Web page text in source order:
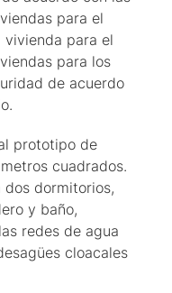
para el
vivienda para el
para los
de acuerdo
prototipo de
cuadrados.
dormitorios,
y baño,
redes de agua
cloacales